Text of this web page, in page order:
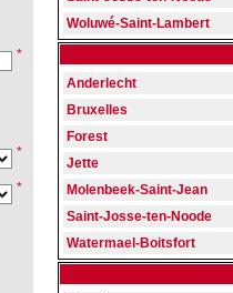
*
*
*
Woluwé-Saint-Lambert
Anderlecht
Bruxelles
Forest
Jette
Molenbeek-Saint-Jean
Saint-Josse-ten-Noode
Watermael-Boitsfort